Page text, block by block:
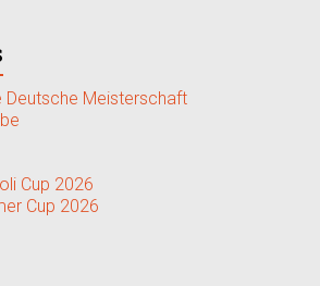
Deutsche Meisterschaft
Cup 2026
Cup 2026